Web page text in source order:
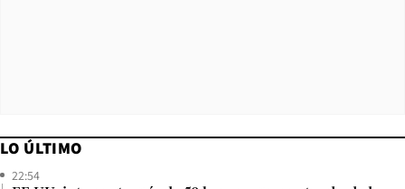
LO ÚLTIMO
22:54